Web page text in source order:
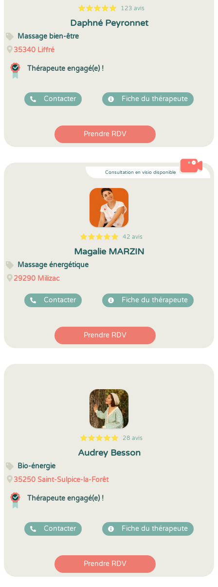
5
1
5
123 123 avis
Daphné Peyronnet
Massage bien-être
35340 Liffré
Thérapeute engagé(e) !
Contacter Fiche du thérapeute
Prendre RDV
Consultation en visio disponible
5
1
5
42 42 avis
Magalie MARZIN
Massage énergétique
29290 Milizac
Contacter Fiche du thérapeute
Prendre RDV
5
1
5
28 28 avis
Audrey Besson
Bio-énergie
35250 Saint-Sulpice-la-Forêt
Thérapeute engagé(e) !
Contacter Fiche du thérapeute
Prendre RDV